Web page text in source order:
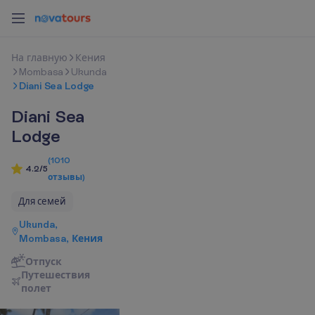
На главную
Кения
Mombasa
Ukunda
Diani Sea Lodge
Diani Sea
Lodge
4.2/5
(1010
отзывы)
Для семей
Ukunda,
Mombasa, Кения
Отпуск
Путешествия
полет